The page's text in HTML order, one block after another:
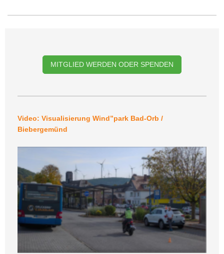
MITGLIED WERDEN ODER SPENDEN
Video: Visualisierung Wind”park Bad-Orb /
Biebergemünd